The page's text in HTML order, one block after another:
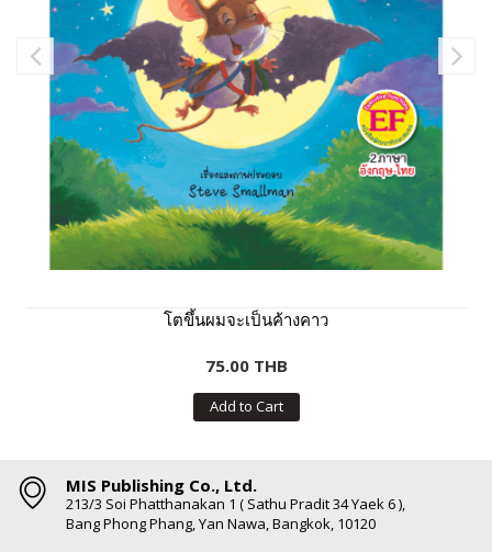
โตขึ้นผมจะเป็นค้างคาว
75.00 THB
Add to Cart
MIS Publishing Co., Ltd.
213/3 Soi Phatthanakan 1 ( Sathu Pradit 34 Yaek 6 ),
Bang Phong Phang, Yan Nawa, Bangkok, 10120